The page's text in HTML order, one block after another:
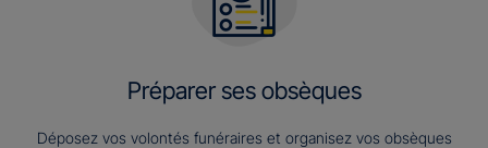
Préparer ses obsèques
Déposez vos volontés funéraires et organisez vos obsèques